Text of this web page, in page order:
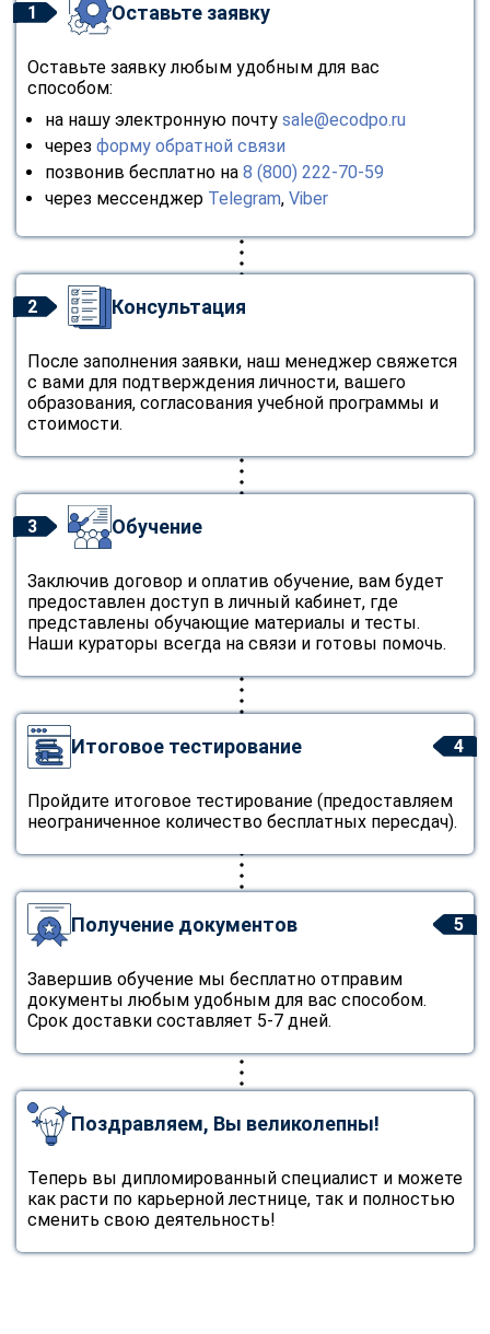
1 Оставьте заявку
Оставьте заявку любым удобным для вас
способом:
на нашу электронную почту sale@ecodpo.ru
через форму обратной связи
позвонив бесплатно на 8 (800) 222-70-59
через мессенджер Telegram, Viber
2 Консультация
После заполнения заявки, наш менеджер свяжется
с вами для подтверждения личности, вашего
образования, согласования учебной программы и
стоимости.
3 Обучение
Заключив договор и оплатив обучение, вам будет
предоставлен доступ в личный кабинет, где
представлены обучающие материалы и тесты.
Наши кураторы всегда на связи и готовы помочь.
4
Итоговое тестирование
Пройдите итоговое тестирование (предоставляем
неограниченное количество бесплатных пересдач).
5
Получение документов
Завершив обучение мы бесплатно отправим
документы любым удобным для вас способом.
Срок доставки составляет 5-7 дней.
Поздравляем, Вы великолепны!
Теперь вы дипломированный специалист и можете
как расти по карьерной лестнице, так и полностью
сменить свою деятельность!